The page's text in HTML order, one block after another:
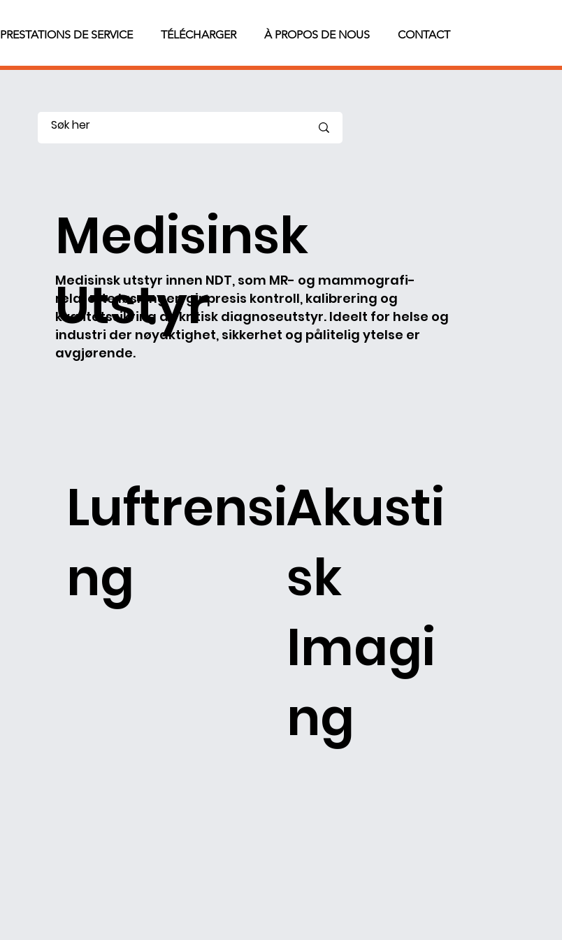
PRESTATIONS DE SERVICE TÉLÉCHARGER À PROPOS DE NOUS CONTACT
Medisinsk
Utstyr
Medisinsk utstyr innen NDT, som MR- og mammografi-
relaterte løsninger, gir presis kontroll, kalibrering og
kvalitetssikring av kritisk diagnoseutstyr. Ideelt for helse og
industri der nøyaktighet, sikkerhet og pålitelig ytelse er
avgjørende.
Luftrensi
ng
Akusti
sk
Imagi
ng